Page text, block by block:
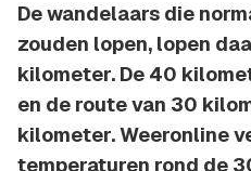
De wandelaars die
zouden lopen, lopen
kilometer. De 40
en de route van 30
kilometer. Weeronline
temperaturen rond de